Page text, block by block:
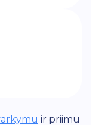
ir priimu